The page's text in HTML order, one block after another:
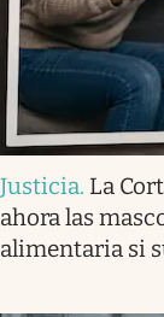
Justicia. La
ahora las
alimentaria si